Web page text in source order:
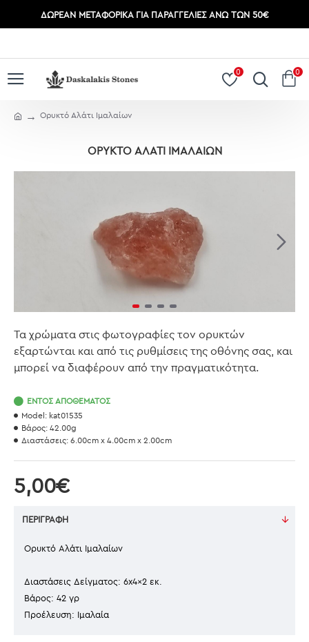
ΔΩΡΕΆΝ ΜΕΤΑΦΟΡΙΚΆ ΓΙΑ ΠΑΡΑΓΓΕΛΊΕΣ ΆΝΩ ΤΩΝ 50€
0 0
Ορυκτό Αλάτι Ιμαλαίων
ΟΡΥΚΤΌ ΑΛΆΤΙ ΙΜΑΛΑΊΩΝ
Τα χρώματα στις φωτογραφίες τον ορυκτών
εξαρτώνται και από τις ρυθμίσεις της οθόνης σας, και
μπορεί να διαφέρουν από την πραγματικότητα.
5,00€
ΕΝΤΌΣ ΑΠΟΘΈΜΑΤΟΣ
Model: kat01535
Βάρος: 42.00g
Διαστάσεις: 6.00cm x 4.00cm x 2.00cm
ΠΕΡΙΓΡΑΦΉ
Ορυκτό Αλάτι Ιμαλαίων
Διαστάσεις Δείγματος: 6x4x2 εκ.
Βάρος: 42 γρ
Προέλευση: Ιμαλαία